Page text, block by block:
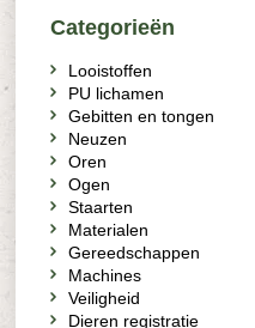
Categorieën
Looistoffen
PU lichamen
Gebitten en tongen
Neuzen
Oren
Ogen
Staarten
Materialen
Gereedschappen
Machines
Veiligheid
Dieren registratie